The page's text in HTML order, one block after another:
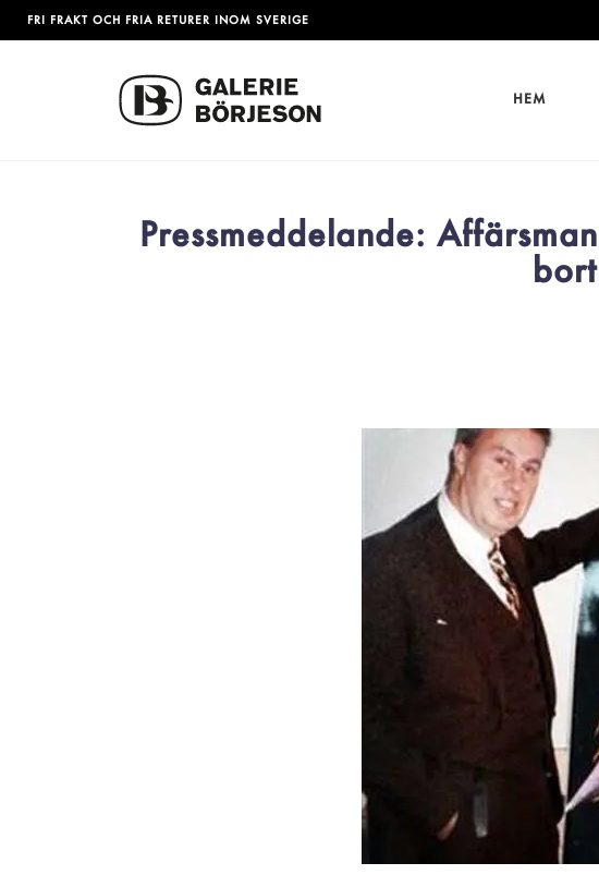
FRI FRAKT OCH FRIA RETURER INOM SVERIGE
HEM
Pressmeddelande: